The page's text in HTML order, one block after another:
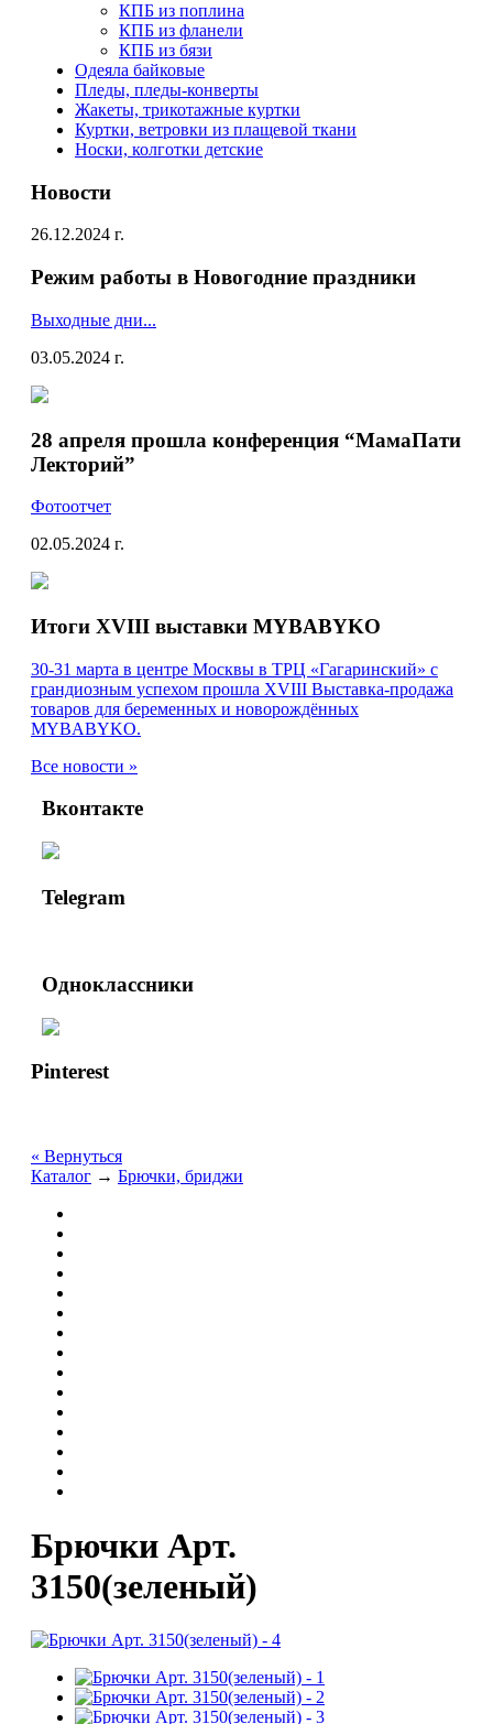
КПБ из поплина
КПБ из фланели
КПБ из бязи
Одеяла байковые
Пледы, пледы-конверты
Жакеты, трикотажные куртки
Куртки, ветровки из плащевой ткани
Носки, колготки детские
Новости
26.12.2024 г.
Режим работы в Новогодние праздники
Выходные дни...
03.05.2024 г.
28 апреля прошла конференция “МамаПати
Лекторий”
Фотоотчет
02.05.2024 г.
Итоги XVIII выставки MYBABYKO
30-31 марта в центре Москвы в ТРЦ «Гагаринский» с
грандиозным успехом прошла XVIII Выставка-продажа
товаров для беременных и новорождённых
MYBABYKO.
Все новости »
Вконтакте
Telegram
Одноклассники
Pinterest
« Вернуться
Каталог → Брючки, бриджи
Брючки Арт.
3150(зеленый)